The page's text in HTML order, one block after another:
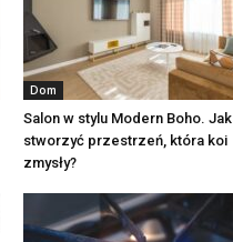
Dom
Salon w stylu Modern Boho. Jak
stworzyć przestrzeń, która koi
zmysły?